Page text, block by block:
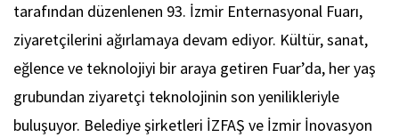
tarafından düzenlenen 93. İzmir Enternasyonal Fuarı,
ziyaretçilerini ağırlamaya devam ediyor. Kültür, sanat,
eğlence ve teknolojiyi bir araya getiren Fuar’da, her yaş
grubundan ziyaretçi teknolojinin son yenilikleriyle
buluşuyor. Belediye şirketleri İZFAŞ ve İzmir İnovasyon